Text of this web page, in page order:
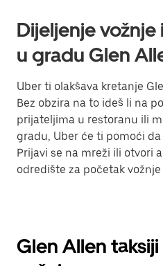
Dijeljenje
u gradu Glen
Uber ti olakšava kretanje
Bez obzira na to ideš li na
prijateljima u restoranu ili
gradu, Uber će ti pomoći
Prijavi se na mreži ili otvori
odredište za početak
Glen Allen